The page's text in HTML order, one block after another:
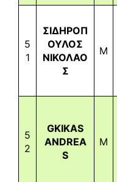
5
1
ΣΙΔΗΡΟΠ
ΟΥΛΟΣ
ΝΙΚΟΛΑΟ
Σ
M
5
2
GKIKAS
ANDREA
S
M